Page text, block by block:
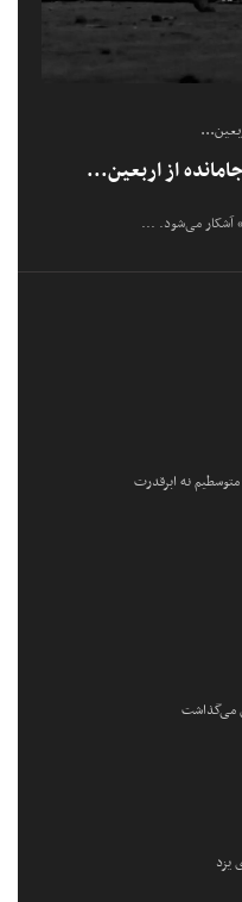
از اربعین...
آشکار می‌شود. ...
نه ابرقدرت
می‌گذاشت
یزد